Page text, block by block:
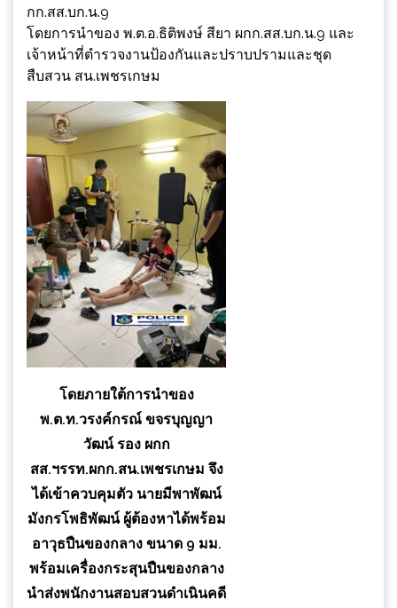
กก.สส.บก.น.9
โดยการนำของ พ.ต.อ.ธิติพงษ์ สียา ผกก.สส.บก.น.9 และ
เจ้าหน้าที่ตำรวจงานป้องกันและปราบปรามและชุด
สืบสวน สน.เพชรเกษม
โดยภายใต้การนำของ
พ.ต.ท.วรงค์กรณ์ ขจรบุญญา
วัฒน์ รอง ผกก
สส.ฯรรท.ผกก.สน.เพชรเกษม จึง
ได้เข้าควบคุมตัว นายมีพาพัฒน์
มังกรโพธิพัฒน์ ผู้ต้องหาได้พร้อม
อาวุธปืนของกลาง ขนาด 9 มม.
พร้อมเครื่องกระสุนปืนของกลาง
นำส่งพนักงานสอบสวนดำเนินคดี